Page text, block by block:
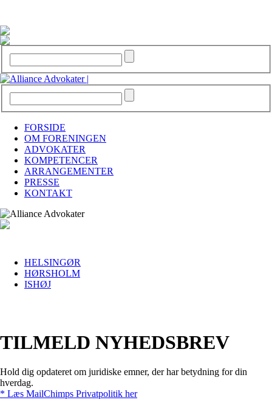
FORSIDE
OM FORENINGEN
ADVOKATER
KOMPETENCER
ARRANGEMENTER
PRESSE
KONTAKT
HELSINGØR
HØRSHOLM
ISHØJ
TILMELD NYHEDSBREV
Hold dig opdateret om juridiske emner, der har betydning for din
hverdag.
* Læs MailChimps Privatpolitik her